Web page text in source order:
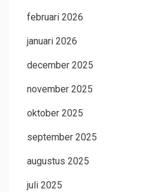
februari 2026
januari 2026
december 2025
november 2025
oktober 2025
september 2025
augustus 2025
juli 2025